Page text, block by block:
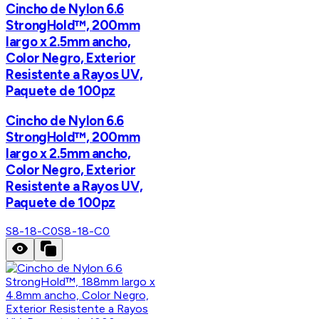
Cincho de Nylon 6.6
StrongHold™, 200mm
largo x 2.5mm ancho,
Color Negro, Exterior
Resistente a Rayos UV,
Paquete de 100pz
Cincho de Nylon 6.6
StrongHold™, 200mm
largo x 2.5mm ancho,
Color Negro, Exterior
Resistente a Rayos UV,
Paquete de 100pz
S8-18-C0S8-18-C0